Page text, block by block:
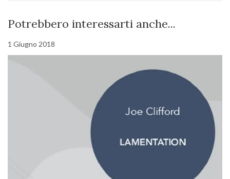
Potrebbero interessarti anche...
1 Giugno 2018